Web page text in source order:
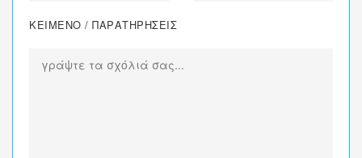
ΚΕΙΜΕΝΟ / ΠΑΡΑΤΗΡΗΣΕΙΣ